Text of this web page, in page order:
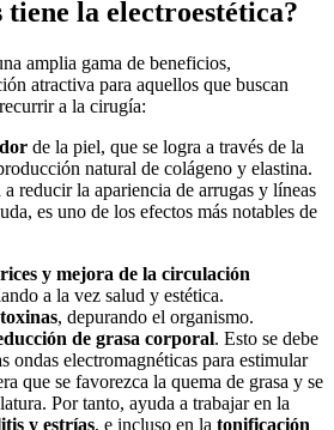
tiene la electroestética?
amplia gama de beneficios,
atractiva para aquellos que buscan
a la cirugía:
de la piel, que se logra a través de la
natural de colágeno y elastina.
a reducir la apariencia de arrugas y líneas
es uno de los efectos más notables de
y mejora de la circulación
a la vez salud y estética.
, depurando el organismo.
de grasa corporal. Esto se debe
ondas electromagnéticas para estimular
que se favorezca la quema de grasa y se
Por tanto, ayuda a trabajar en la
y estrías, e incluso en la tonificación